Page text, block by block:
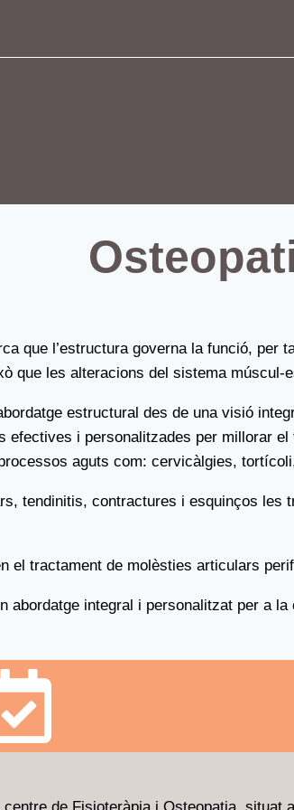
que l’estructura governa la funció, per
que les alteracions del sistema
estructural des de una visió
efectives i personalitzades per millorar
aguts com: cervicàlgies,
tendinitis, contractures i esquinços
el tractament de molèsties articulars
abordatge integral i personalitzat per a